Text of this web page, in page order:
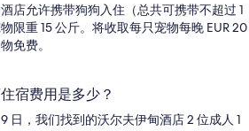
店允许携带狗狗入住（总共可携带不超过 1
限重 15 公斤。将收取每只宠物每晚 EUR 20
免费。
宿费用是多少？
日，我们找到的沃尔夫伊甸酒店 2 位成人 1